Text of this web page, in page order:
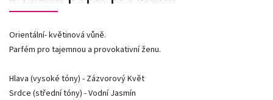
Orientální- květinová vůně.
Parfém pro tajemnou a provokativní ženu.
Hlava (vysoké tóny) - Zázvorový Květ
Srdce (střední tóny) - Vodní Jasmín